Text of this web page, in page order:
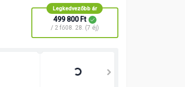
Legkedvezőbb ár
499 800 Ft
/ 2 fő08. 28. (7 éj)
499 800 Ft
/ 2 fő